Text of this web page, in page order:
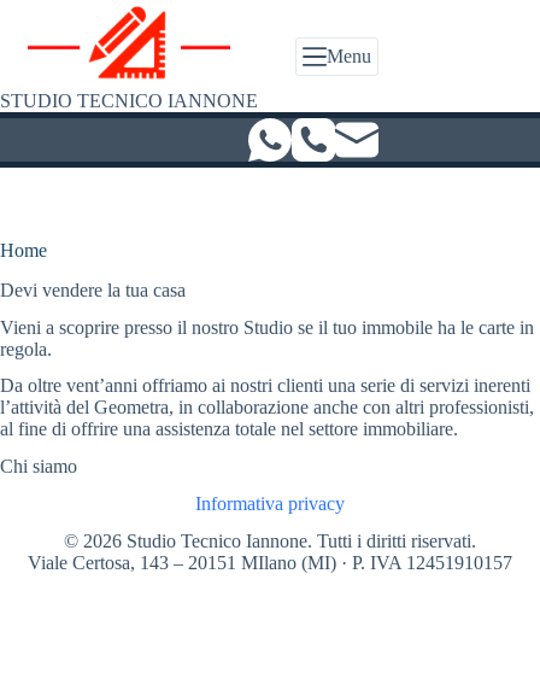
contenuto
STUDIO TECNICO IANNONE
Menu
Home
Devi vendere la tua casa
Vieni a scoprire presso il nostro Studio se il tuo immobile ha le carte in
regola.
Da oltre vent’anni offriamo ai nostri clienti una serie di servizi inerenti
l’attività del Geometra, in collaborazione anche con altri professionisti,
al fine di offrire una assistenza totale nel settore immobiliare.
Chi siamo
Informativa privacy
© 2026 Studio Tecnico Iannone. Tutti i diritti riservati.
Viale Certosa, 143 – 20151 MIlano (MI) · P. IVA 12451910157